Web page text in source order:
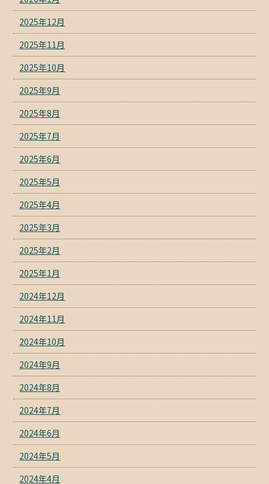
2025年12月
2025年11月
2025年10月
2025年9月
2025年8月
2025年7月
2025年6月
2025年5月
2025年4月
2025年3月
2025年2月
2025年1月
2024年12月
2024年11月
2024年10月
2024年9月
2024年8月
2024年7月
2024年6月
2024年5月
2024年4月